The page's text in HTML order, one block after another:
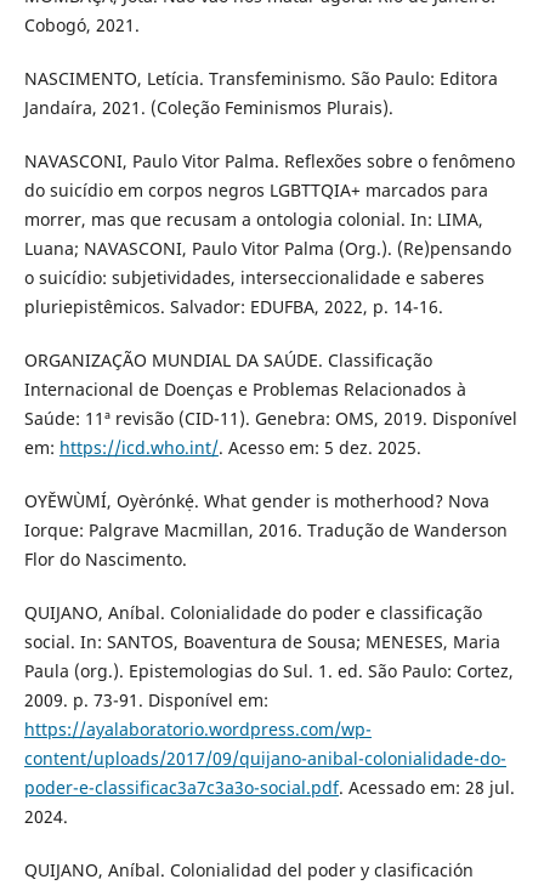
Cobogó, 2021.
NASCIMENTO, Letícia. Transfeminismo. São Paulo: Editora
Jandaíra, 2021. (Coleção Feminismos Plurais).
NAVASCONI, Paulo Vitor Palma. Reflexões sobre o fenômeno
do suicídio em corpos negros LGBTTQIA+ marcados para
morrer, mas que recusam a ontologia colonial. In: LIMA,
Luana; NAVASCONI, Paulo Vitor Palma (Org.). (Re)pensando
o suicídio: subjetividades, interseccionalidade e saberes
pluriepistêmicos. Salvador: EDUFBA, 2022, p. 14-16.
ORGANIZAÇÃO MUNDIAL DA SAÚDE. Classificação
Internacional de Doenças e Problemas Relacionados à
Saúde: 11ª revisão (CID-11). Genebra: OMS, 2019. Disponível
em: https://icd.who.int/. Acesso em: 5 dez. 2025.
OYĚWÙMÍ, Oyèrónkẹ́. What gender is motherhood? Nova
Iorque: Palgrave Macmillan, 2016. Tradução de Wanderson
Flor do Nascimento.
QUIJANO, Aníbal. Colonialidade do poder e classificação
social. In: SANTOS, Boaventura de Sousa; MENESES, Maria
Paula (org.). Epistemologias do Sul. 1. ed. São Paulo: Cortez,
2009. p. 73-91. Disponível em:
https://ayalaboratorio.wordpress.com/wp-
content/uploads/2017/09/quijano-anibal-colonialidade-do-
poder-e-classificac3a7c3a3o-social.pdf. Acessado em: 28 jul.
2024.
QUIJANO, Aníbal. Colonialidad del poder y clasificación